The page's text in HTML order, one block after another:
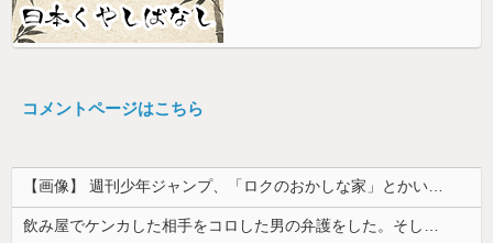
コメントページはこちら